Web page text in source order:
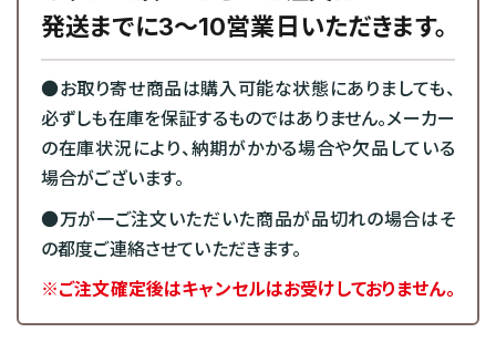
発送までに3～10営業日いただきます。
●お取り寄せ商品は購入可能な状態にありましても、
必ずしも在庫を保証するものではありません。メーカー
の在庫状況により、納期がかかる場合や欠品している
場合がございます。
●万が一ご注文いただいた商品が品切れの場合はそ
の都度ご連絡させていただきます。
※ご注文確定後はキャンセルはお受けしておりません。